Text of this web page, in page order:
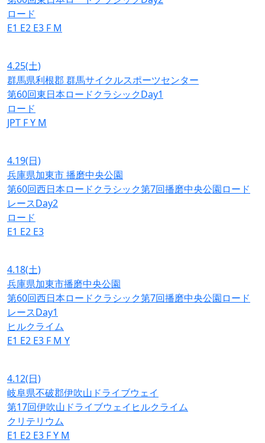
ロード
E1 E2 E3 F M
4.25(土)
群馬県利根郡 群馬サイクルスポーツセンター
第60回東日本ロードクラシックDay1
ロード
JPT FY M
4.19(日)
兵庫県加東市 播磨中央公園
第60回西日本ロードクラシック第7回播磨中央公園ロード
レースDay2
ロード
E1 E2 E3
4.18(土)
兵庫県加東市播磨中央公園
第60回西日本ロードクラシック第7回播磨中央公園ロード
レースDay1
ヒルクライム
E1 E2 E3 F M Y
4.12(日)
岐阜県不破郡伊吹山ドライブウェイ
第17回伊吹山ドライブウェイヒルクライム
クリテリウム
E1 E2 E3 FY M